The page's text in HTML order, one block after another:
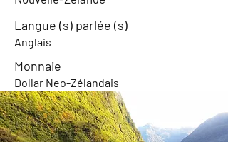
Langue (s) parlée (s)
Anglais
Monnaie
Dollar Neo-Zélandais